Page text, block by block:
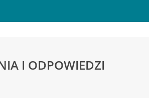
I ODPOWIEDZI